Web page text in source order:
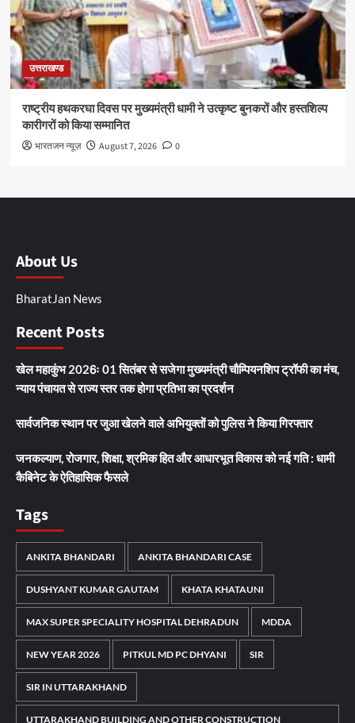
उत्तराखण्ड
राष्ट्रीय हथकरघा दिवस पर मुख्यमंत्री धामी ने उत्कृष्ट बुनकरों और हस्तशिल्प
कारीगरों को किया सम्मानित
भारतजन न्यूज़ August 7, 2026 0
About Us
BharatJan News
Recent Posts
खेल महाकुंभ 2026ः 01 सितंबर से सजेगा मुख्यमंत्री चौम्पियनशिप ट्रॉफी का मंच,
न्याय पंचायत से राज्य स्तर तक होगा प्रतिभा का प्रदर्शन
सार्वजनिक स्थान पर जुआ खेलने वाले अभियुक्तों को पुलिस ने किया गिरफ्तार
जनकल्याण, रोजगार, शिक्षा, श्रमिक हित और आधारभूत विकास को नई गति : धामी
कैबिनेट के ऐतिहासिक फैसले
Tags
ANKITA BHANDARI ANKITA BHANDARI CASE
DUSHYANT KUMAR GAUTAM KHATA KHATAUNI
MAX SUPER SPECIALITY HOSPITAL DEHRADUN MDDA
NEW YEAR 2026 PITKUL MD PC DHYANI SIR
SIR IN UTTARAKHAND
UTTARAKHAND BUILDING AND OTHER CONSTRUCTION